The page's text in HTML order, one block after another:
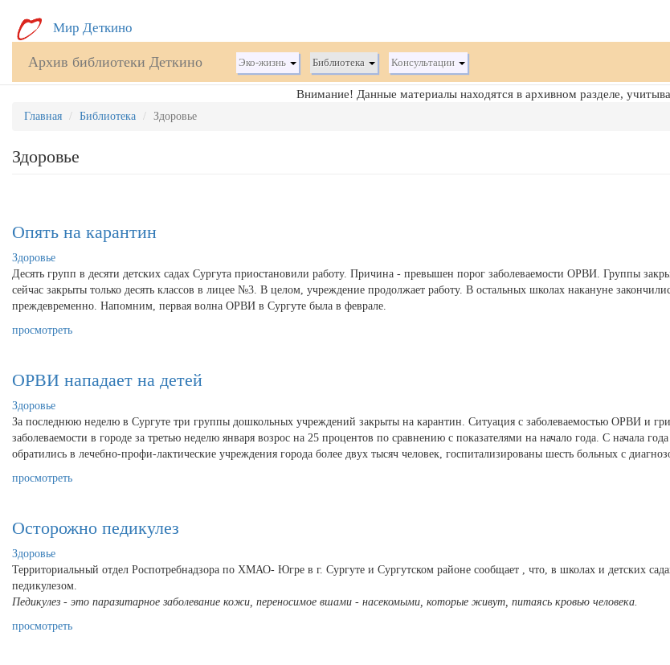
Перейти
основному
содержанию
Мир Деткино
Архив библиотеки Деткино Эко-жизнь Библиотека Консультации
Внимание! Данные материалы находятся в архивном разделе,
Главная Библиотека Здоровье
Здоровье
Опять на карантин
Здоровье
Десять групп в десяти детских садах Сургута приостановили работу. Причина - превышен порог заболеваемости ОРВИ. Группы
сейчас закрыты только десять классов в лицее №3. В целом, учреждение продолжает работу. В остальных школах накануне
преждевременно. Напомним, первая волна ОРВИ в Сургуте была в феврале.
просмотреть
ОРВИ нападает на детей
Здоровье
За последнюю неделю в Сургуте три группы дошкольных учреждений закрыты на карантин. Ситуация с заболеваемостью ОРВИ и
заболеваемости в городе за третью неделю января возрос на 25 процентов по сравнению с показателями на начало года. С начала
обратились в лечебно-профи-лактические учреждения города более двух тысяч человек, госпитализированы шесть больных с
просмотреть
Осторожно педикулез
Здоровье
Территориальный отдел Роспотребнадзора по ХМАО- Югре в г. Сургуте и Сургутском районе сообщает , что, в школах и детских
педикулезом.
Педикулез - это паразитарное заболевание кожи, переносимое вшами - насекомыми, которые живут, питаясь кровью человека.
просмотреть